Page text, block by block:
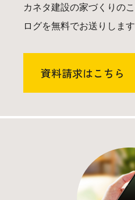
カネタ建設の家づくりの
ログを無料でお送りします
資料請求はこちら